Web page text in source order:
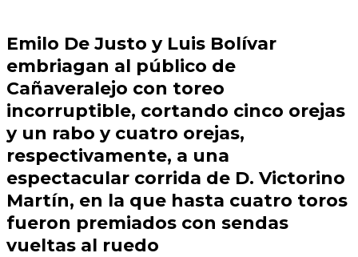
Emilo De Justo y Luis Bolívar
embriagan al público de
Cañaveralejo con toreo
incorruptible, cortando cinco orejas
y un rabo y cuatro orejas,
respectivamente, a una
espectacular corrida de D. Victorino
Martín, en la que hasta cuatro toros
fueron premiados con sendas
vueltas al ruedo